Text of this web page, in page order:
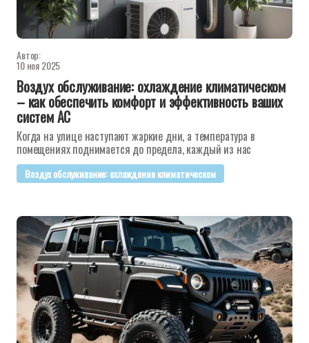
Автор:
10 ноя 2025
Воздух обслуживание: охлаждение климатическом
– как обеспечить комфорт и эффективность ваших
систем AC
Когда на улице наступают жаркие дни, а температура в
помещениях поднимается до предела, каждый из нас
Воздух обслуживание: охлаждение климатическом